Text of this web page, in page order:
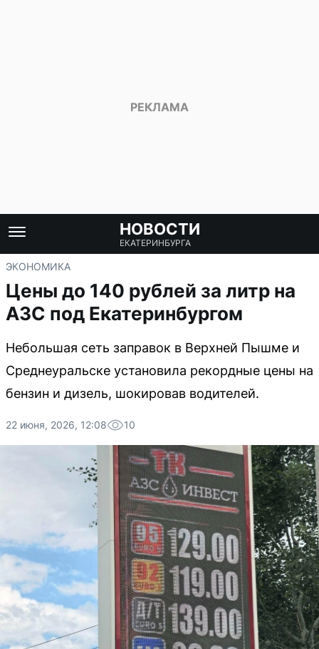
НОВОСТИ
ЕКАТЕРИНБУРГА
ЭКОНОМИКА
Цены до 140 рублей за литр на
АЗС под Екатеринбургом
Небольшая сеть заправок в Верхней Пышме и
Среднеуральске установила рекордные цены на
бензин и дизель, шокировав водителей.
22 июня, 2026, 12:08 10